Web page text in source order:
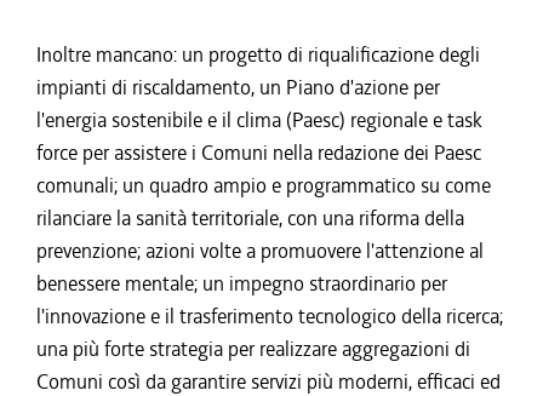
Inoltre mancano: un progetto di riqualificazione degli
impianti di riscaldamento, un Piano d'azione per
l'energia sostenibile e il clima (Paesc) regionale e task
force per assistere i Comuni nella redazione dei Paesc
comunali; un quadro ampio e programmatico su come
rilanciare la sanità territoriale, con una riforma della
prevenzione; azioni volte a promuovere l'attenzione al
benessere mentale; un impegno straordinario per
l'innovazione e il trasferimento tecnologico della ricerca;
una più forte strategia per realizzare aggregazioni di
Comuni così da garantire servizi più moderni, efficaci ed